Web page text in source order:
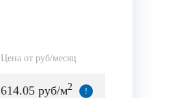
Цена от руб/месяц
614.05 руб/м2 !